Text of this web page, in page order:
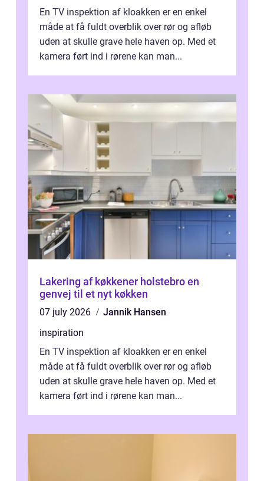
En TV inspektion af kloakken er en enkel
måde at få fuldt overblik over rør og afløb
uden at skulle grave hele haven op. Med et
kamera ført ind i rørene kan man...
Lakering af køkkener holstebro en
genvej til et nyt køkken
07 july 2026
Jannik Hansen
inspiration
En TV inspektion af kloakken er en enkel
måde at få fuldt overblik over rør og afløb
uden at skulle grave hele haven op. Med et
kamera ført ind i rørene kan man...